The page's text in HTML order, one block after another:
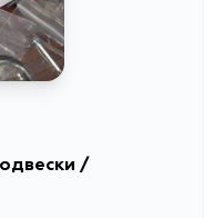
/